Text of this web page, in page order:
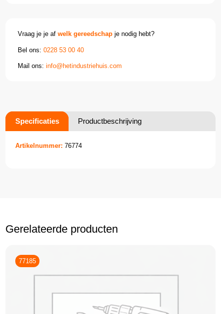
Vraag je je afwelk gereedschap je nodig hebt?
Bel ons:0228 53 00 40
Mail ons:info@hetindustriehuis.com
Specificaties Productbeschrijving
Artikelnummer: 76774
Gerelateerde producten
77185